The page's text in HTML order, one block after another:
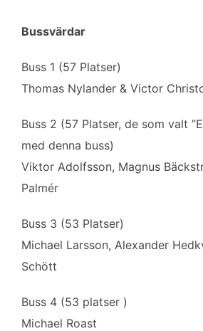
Bussvärdar
Buss 1 (57 Platser)
Thomas Nylander & Victor
Buss 2 (57 Platser, de som valt
med denna buss)
Viktor Adolfsson, Magnus
Palmér
Buss 3 (53 Platser)
Michael Larsson, Alexander
Schött
Buss 4 (53 platser )
Michael Roast